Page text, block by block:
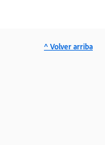
^ Volver arriba